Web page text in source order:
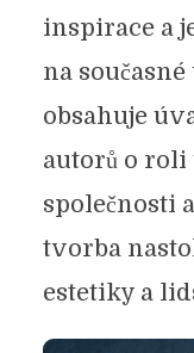
inspirace a
na
obsahuje
autorů o roli
společnosti
tvorba
estetiky a